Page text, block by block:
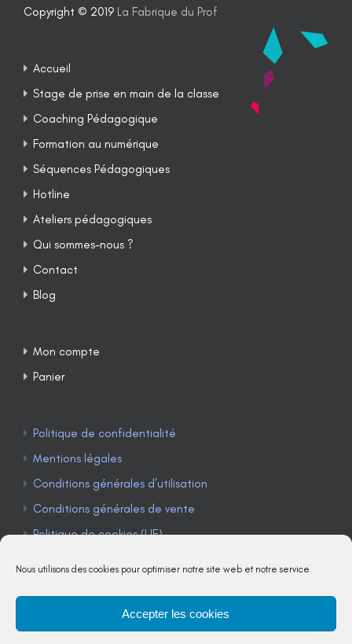
Nous utilisons des cookies pour optimiser notre site web et notre service.
Accepter les cookies
Copyright © 2019 La Fabrique du Prof
Accueil
Stage de prise en main de la classe
Coaching Pédagogique
Formation au numérique
Séquences Pédagogiques
Hotline
Ateliers pédagogiques
Qui sommes-nous ?
Contact
Blog
Mon compte
Panier
Politique de confidentialité
Mentions légales
Conditions générales d’utilisation
Conditions générales de vente
Politique de cookies (UE)
TÉLÉPHONE : 04 90 85 22 98